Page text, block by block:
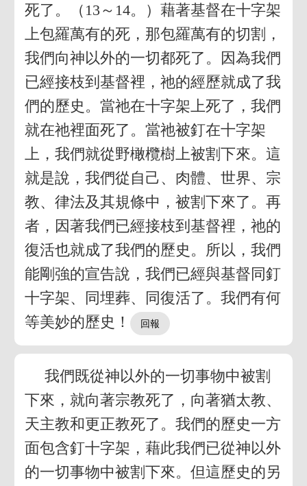
死了。（13～14。）藉著基督在十字架
上包羅萬有的死，那包羅萬有的切割，
我們向神以外的一切都死了。因為我們
已經接枝到基督裡，祂的經歷就成了我
們的歷史。當祂在十字架上死了，我們
就在祂裡面死了。當祂被釘在十字架
上，我們就從野橄欖樹上被割下來。這
就是說，我們從自己、肉體、世界、宗
教、律法及其規條中，被割下來了。再
者，因著我們已經接枝到基督裡，祂的
復活也就成了我們的歷史。所以，我們
能剛強的宣告說，我們已經與基督同釘
十字架、同埋葬、同復活了。我們有何
等美妙的歷史！
我們既從神以外的一切事物中被割
下來，就向著宗教死了，向著猶太教、
天主教和更正教死了。我們的歷史一方
面包含釘十字架，藉此我們已從神以外
的一切事物中被割下來。但這歷史的另